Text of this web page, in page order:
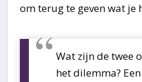
om terug te geven wat je
Wat zijn de twee
het dilemma?